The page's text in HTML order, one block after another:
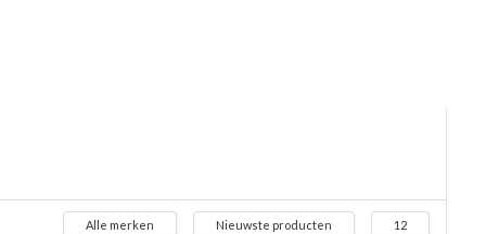
Alle merken Nieuwste producten 12